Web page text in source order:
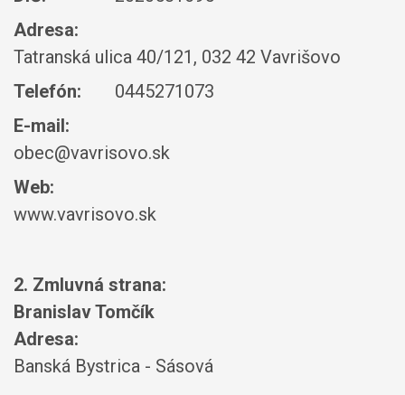
Adresa:
Tatranská ulica 40/121, 032 42 Vavrišovo
Telefón:
0445271073
E-mail:
obec@vavrisovo.sk
Web:
www.vavrisovo.sk
2. Zmluvná strana:
Branislav Tomčík
Adresa:
Banská Bystrica - Sásová